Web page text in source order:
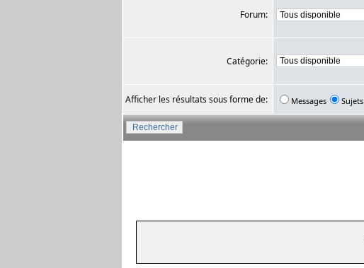
Forum:
Catégorie:
Afficher les résultats sous forme de: Messages Sujets